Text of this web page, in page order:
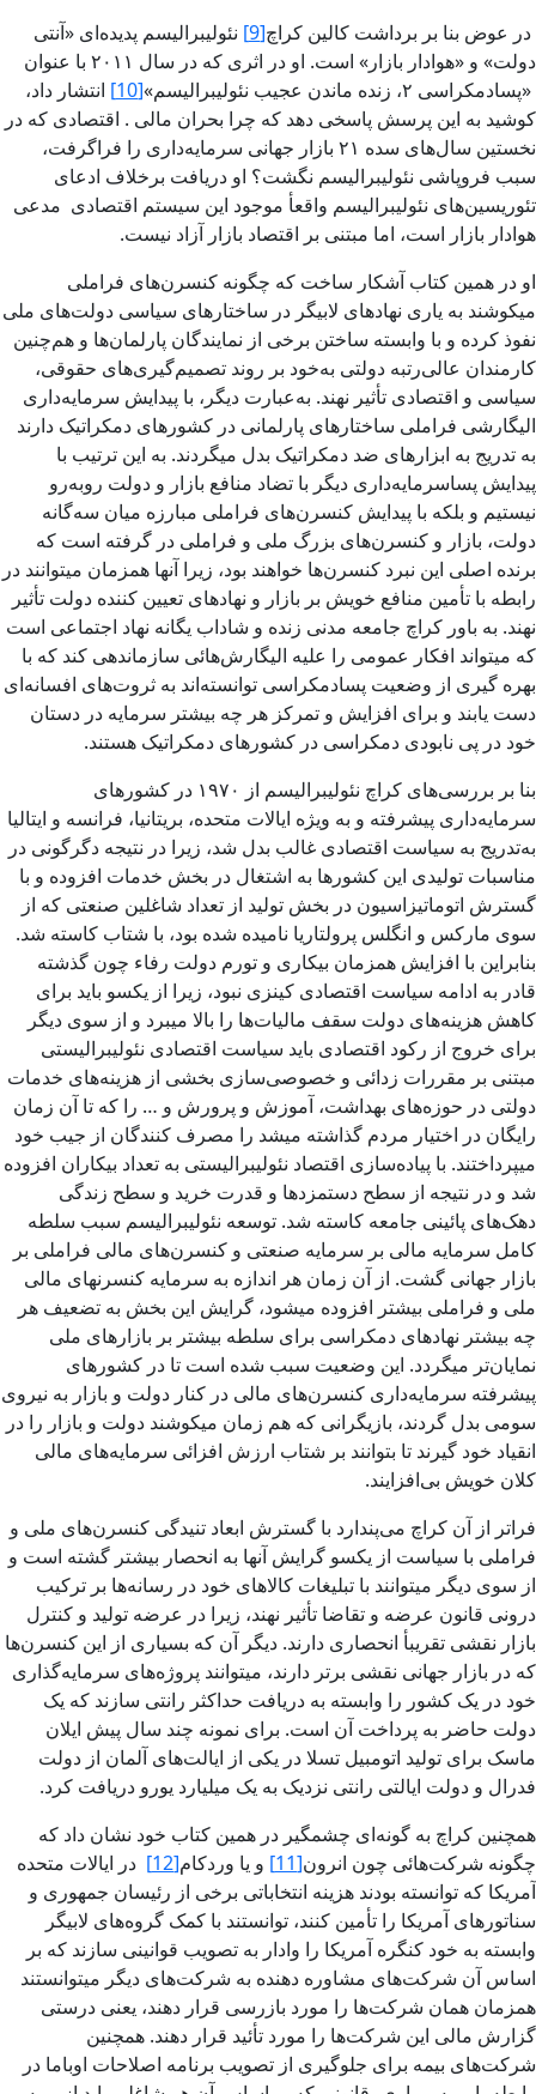
در عوض بنا بر برداشت کالین کراچ[9]
نئولیبرالیسم پدیده‌ای «آنتی
دولت» و «هوادار بازار» است. او در اثری که در سال ۲۰۱۱ با عنوان
«پسادمکراسی ۲، زنده ماندن عجیب نئولیبرالیسم»
[10]
انتشار داد،
کوشید به این پرسش پاسخی دهد که چرا بحران مالی . اقتصادی که در
نخستین سال‌های سده ۲۱ بازار جهانی سرمایه‌داری را فراگرفت،
سبب فروپاشی نئولیبرالیسم نگشت؟ او دریافت برخلاف ادعای
تئوریسین‌های نئولیبرالیسم واقعأ موجود این سیستم اقتصادی مدعی
هوادار بازار است، اما مبتنی بر اقتصاد بازار آزاد نیست.
او در همین کتاب آشکار ساخت که چگونه کنسرن‌های فراملی
میکوشند به یاری نهادهای لابیگر در ساختارهای سیاسی دولت‌های ملی
نفوذ کرده و با وابسته ساختن برخی از نمایندگان پارلمان‌ها و هم‌چنین
کارمندان عالی‌رتبه دولتی به‌خود بر روند تصمیم‌گیری‌های حقوقی،
سیاسی و اقتصادی تأثیر نهند. به‌عبارت دیگر، با پیدایش سرمایه‌داری
الیگارشی فراملی ساختارهای پارلمانی در کشورهای دمکراتیک دارند
به تدریج به ابزارهای ضد دمکراتیک بدل میگردند. به این ترتیب با
پیدایش پساسرمایه‌داری دیگر با تضاد منافع بازار و دولت روبه‌رو
نیستیم و بلکه با پیدایش کنسرن‌های فراملی مبارزه میان سه‌گانه
دولت، بازار و کنسرن‌های بزرگ ملی و فراملی در گرفته است که
برنده اصلی این نبرد کنسرن‌ها خواهند بود، زیرا آنها همزمان میتوانند در
رابطه با تأمین منافع خویش بر بازار و نهادهای تعیین کننده دولت تأثیر
نهند. به باور کراچ جامعه مدنی زنده و شاداب یگانه نهاد اجتماعی است
که میتواند افکار عمومی را علیه الیگارش‌هائی سازماندهی کند که با
بهره گیری از وضعیت پسادمکراسی توانسته‌اند به ثروت‌های افسانه‌ای
دست یابند و برای افزایش و تمرکز هر چه بیشتر سرمایه در دستان
خود در پی نابودی دمکراسی در کشورهای دمکراتیک هستند.
بنا بر بررسی‌های کراچ نئولیبرالیسم از ۱۹۷۰ در کشورهای
سرمایه‌داری پیشرفته و به ویژه ایالات متحده، بریتانیا، فرانسه و ایتالیا
به‌تدریج به سیاست اقتصادی غالب بدل شد، زیرا در نتیجه دگرگونی در
مناسبات تولیدی این کشورها به اشتغال در بخش خدمات افزوده و با
گسترش اتوماتیزاسیون در بخش تولید از تعداد شاغلین صنعتی که از
سوی مارکس و انگلس پرولتاریا نامیده شده بود، با شتاب کاسته شد.
بنابراین با افزایش همزمان بیکاری و تورم دولت رفاء چون گذشته
قادر به ادامه سیاست اقتصادی کینزی نبود، زیرا از یکسو باید برای
کاهش هزینه‌های دولت سقف مالیات‌ها را بالا میبرد و از سوی دیگر
برای خروج از رکود اقتصادی باید سیاست اقتصادی نئولیبرالیستی
مبتنی بر مقررات زدائی و خصوصی‌سازی بخشی از هزینه‌های خدمات
دولتی در حوزه‌های بهداشت، آموزش و پرورش و … را که تا آن زمان
رایگان در اختیار مردم گذاشته میشد را مصرف کنندگان از جیب خود
میپرداختند. با پیاده‌سازی اقتصاد نئولیبرالیستی به تعداد بیکاران افزوده
شد و در نتیجه از سطح‌ دستمزدها و قدرت خرید و سطح زندگی
دهک‌های پائینی جامعه کاسته شد. توسعه نئولیبرالیسم سبب سلطه
کامل سرمایه مالی بر سرمایه صنعتی و کنسرن‌های مالی فراملی بر
بازار جهانی گشت. از آن زمان هر اندازه به سرمایه کنسرنهای مالی
ملی و فراملی بیشتر افزوده میشود، گرایش این بخش به تضعیف هر
چه بیشتر نهادهای دمکراسی برای سلطه بیشتر بر بازارهای ملی
نمایان‌تر میگردد. این وضعیت سبب شده است تا در کشورهای
پیشرفته سرمایه‌داری کنسرن‌های مالی در کنار دولت و بازار به نیروی
سومی بدل گردند، بازیگرانی که هم زمان میکوشند دولت و بازار را در
انقیاد خود گیرند تا بتوانند بر شتاب ارزش افزائی سرمایه‌های مالی
کلان خویش بی‌افزایند.
فراتر از آن کراچ می‌پندارد با گسترش ابعاد تنیدگی کنسرن‌های ملی و
فراملی با سیاست از یکسو گرایش آنها به انحصار بیشتر گشته است‌ و
از سوی دیگر میتوانند با تبلیغات کالاهای خود در رسانه‌ها بر ترکیب
درونی قانون عرضه و تقاضا تأثیر نهند، زیرا در عرضه تولید و کنترل
بازار نقشی تقریبأ انحصاری دارند. دیگر آن که بسیاری از این کنسرن‌ها
که در بازار جهانی نقشی برتر دارند، میتوانند پروژه‌های سرمایه‌گذاری
خود در یک کشور را وابسته به دریافت حداکثر رانتی سازند که یک
دولت حاضر به پرداخت آن است. برای نمونه چند سال پیش ایلان
ماسک برای تولید اتومبیل تسلا در یکی از ایالت‌های آلمان از دولت
فدرال و دولت ایالتی رانتی نزدیک به یک میلیارد یورو دریافت کرد.
همچنین کراچ به گونه‌ای چشمگیر در همین کتاب خود نشان داد که
چگونه شرکت‌هائی چون انرون[11] و یا وردکام[12]
در ایالات متحده
آمریکا که توانسته بودند هزینه انتخاباتی برخی از رئیسان جمهوری و
سناتورهای آمریکا را تأمین کنند، توانستند با کمک گروه‌های لابیگر
وابسته به خود کنگره آمریکا را وادار به تصویب قوانینی سازند که بر
اساس آن شرکت‌های مشاوره دهنده به شرکت‌های دیگر میتوانستند
همزمان همان شرکت‌ها را مورد بازرسی قرار دهند، یعنی درستی
گزارش مالی این شرکت‌ها را مورد تأئید قرار دهند. همچنین
شرکت‌های بیمه برای جلوگیری از تصویب برنامه اصلاحات اوباما در